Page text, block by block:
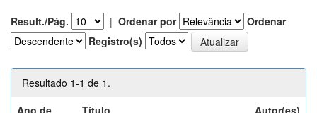
Result./Pág. | Ordenar por
Ordenar
Registro(s)
Resultado 1-1 de 1.
Ano de
Título Autor(es)